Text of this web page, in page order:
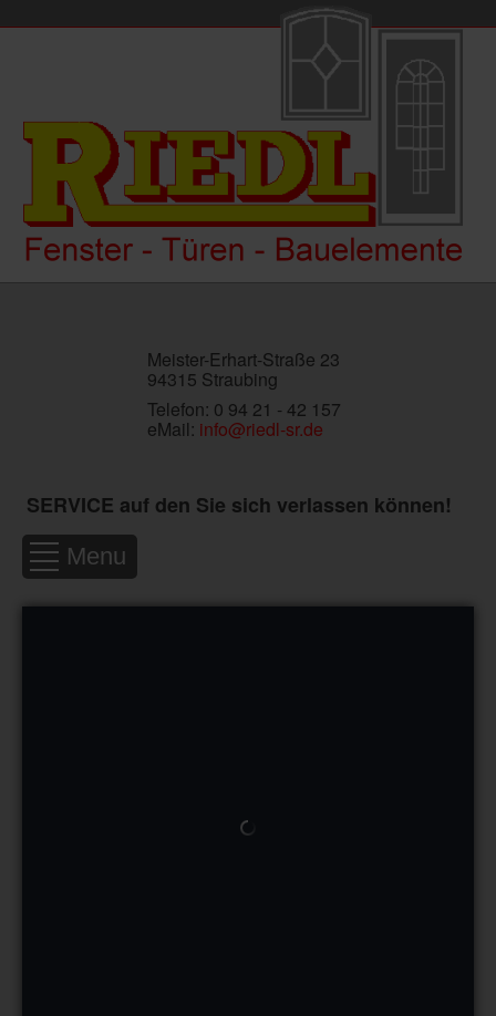
Meister-Erhart-Straße 23
94315 Straubing
Telefon: 0 94 21 - 42 157
eMail: info@riedl-sr.de
SERVICE auf den Sie sich verlassen können!
Menu